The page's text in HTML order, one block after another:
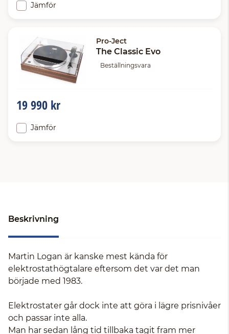
Jämför
Pro-Ject
The Classic Evo
Beställningsvara
19 990 kr
Jämför
Beskrivning
Martin Logan är kanske mest kända för
elektrostathögtalare eftersom det var det man
började med 1983.
Elektrostater går dock inte att göra i lägre prisnivåer
och passar inte alla.
Man har sedan lång tid tillbaka tagit fram mer